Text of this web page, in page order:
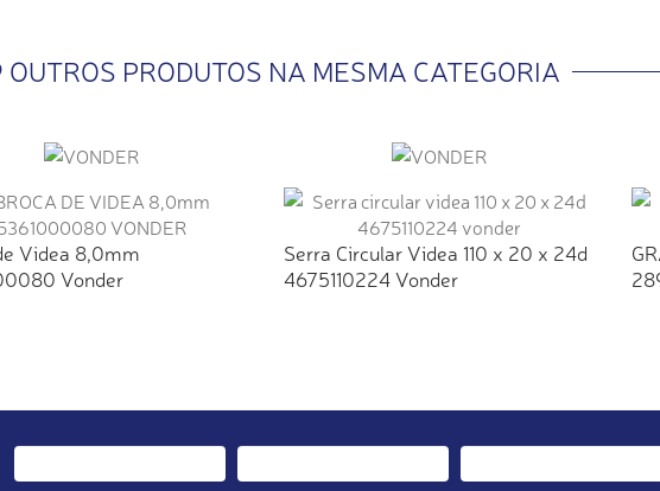
PRODUTOS NA MESMA CATEGORIA
Videa 8,0mm
Vonder
Serra Circular Videa 110 x 20 x 24d
4675110224 Vonder